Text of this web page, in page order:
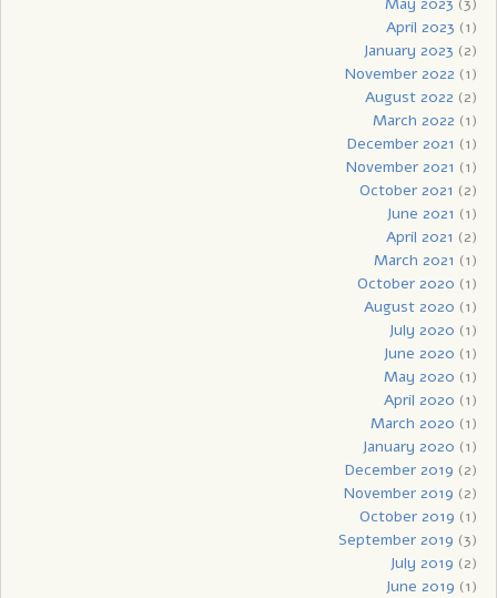
May 2023 (3)
April 2023 (1)
January 2023 (2)
November 2022 (1)
August 2022 (2)
March 2022 (1)
December 2021 (1)
November 2021 (1)
October 2021 (2)
June 2021 (1)
April 2021 (2)
March 2021 (1)
October 2020 (1)
August 2020 (1)
July 2020 (1)
June 2020 (1)
May 2020 (1)
April 2020 (1)
March 2020 (1)
January 2020 (1)
December 2019 (2)
November 2019 (2)
October 2019 (1)
September 2019 (3)
July 2019 (2)
June 2019 (1)